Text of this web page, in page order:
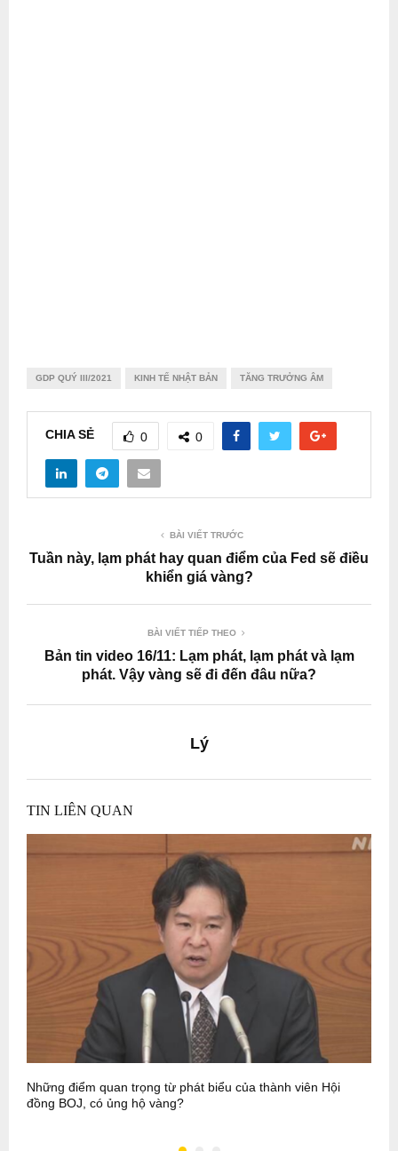
GDP QUÝ III/2021 KINH TẾ NHẬT BẢN TĂNG TRƯỞNG ÂM
CHIA SẺ 0 0
BÀI VIẾT TRƯỚC
Tuần này, lạm phát hay quan điểm của Fed sẽ điều
khiển giá vàng?
BÀI VIẾT TIẾP THEO
Bản tin video 16/11: Lạm phát, lạm phát và lạm
phát. Vậy vàng sẽ đi đến đâu nữa?
Lý
TIN LIÊN QUAN
Những điểm quan trọng từ phát biểu của thành viên Hội
đồng BOJ, có ủng hộ vàng?